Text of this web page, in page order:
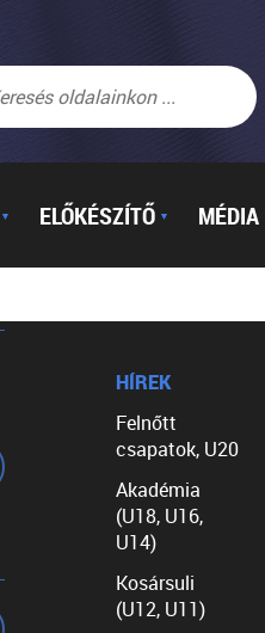
▼ ELŐKÉSZÍTŐ ▼ MÉDIA
HÍREK
Felnőtt
csapatok, U20
Akadémia
(U18, U16,
U14)
Kosársuli
(U12, U11)